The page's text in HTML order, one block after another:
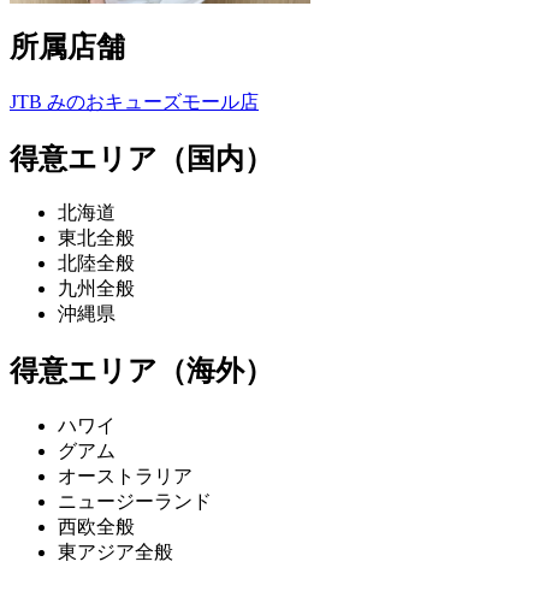
所属店舗
JTB みのおキューズモール店
得意エリア（国内）
北海道
東北全般
北陸全般
九州全般
沖縄県
得意エリア（海外）
ハワイ
グアム
オーストラリア
ニュージーランド
西欧全般
東アジア全般